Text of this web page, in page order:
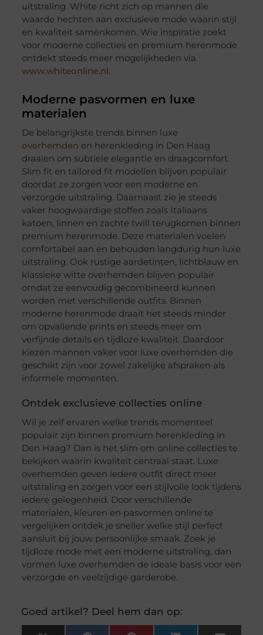
uitstraling. White richt zich op mannen die
waarde hechten aan exclusieve mode waarin stijl
en kwaliteit samenkomen. Wie inspiratie zoekt
voor moderne collecties en premium herenmode
ontdekt steeds meer mogelijkheden via
www.whiteonline.nl.
Moderne pasvormen en luxe
materialen
De belangrijkste trends binnen luxe
overhemden en herenkleding in Den Haag
draaien om subtiele elegantie en draagcomfort.
Slim fit en tailored fit modellen blijven populair
doordat ze zorgen voor een moderne en
verzorgde uitstraling. Daarnaast zie je steeds
vaker hoogwaardige stoffen zoals Italiaans
katoen, linnen en zachte twill terugkomen binnen
premium herenmode. Deze materialen voelen
comfortabel aan en behouden langdurig hun luxe
uitstraling. Ook rustige aardetinten, lichtblauw en
klassieke witte overhemden blijven populair
omdat ze eenvoudig gecombineerd kunnen
worden met verschillende outfits. Binnen
moderne herenmode draait het steeds minder
om opvallende prints en steeds meer om
verfijnde details en tijdloze kwaliteit. Daardoor
kiezen mannen vaker voor luxe overhemden die
geschikt zijn voor zowel zakelijke afspraken als
informele momenten.
Ontdek exclusieve collecties online
Wil je zelf ervaren welke trends momenteel
populair zijn binnen premium herenkleding in
Den Haag? Dan is het slim om online collecties te
bekijken waarin kwaliteit centraal staat. Luxe
overhemden geven iedere outfit direct meer
uitstraling en zorgen voor een stijlvolle look tijdens
iedere gelegenheid. Door verschillende
materialen, kleuren en pasvormen online te
vergelijken ontdek je sneller welke stijl perfect
aansluit bij jouw persoonlijke smaak. Zoek je
tijdloze mode met een moderne uitstraling, dan
vormen luxe overhemden de ideale basis voor een
verzorgde en veelzijdige garderobe.
Goed artikel? Deel hem dan op: